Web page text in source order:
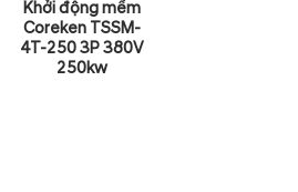
Khởi động mềm
Coreken TSSM-
4T-250 3P 380V
250kw